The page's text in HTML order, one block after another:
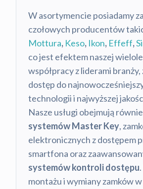
W asortymencie posiadamy
czołowych producentów
Mottura, Keso, Ikon, Effeff,
co jest efektem naszej
współpracy z liderami
dostęp do
technologii i najwyższej
Nasze usługi obejmują
systemów Master Key,
elektronicznych z dostępem
smartfona oraz
systemów kontroli dostępu
montażu i wymiany zamków